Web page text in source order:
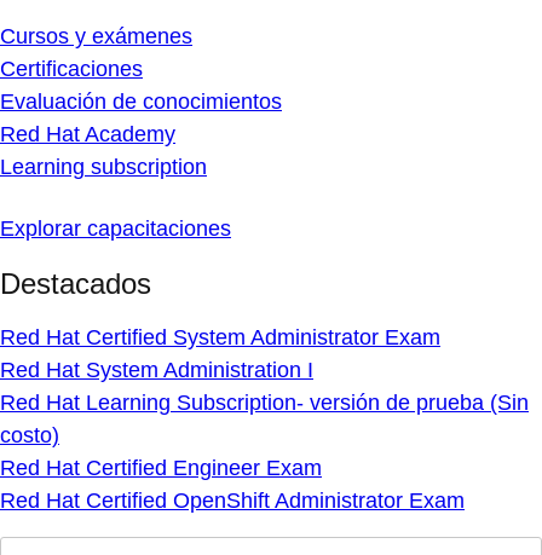
Cursos y exámenes
Certificaciones
Evaluación de conocimientos
Red Hat Academy
Learning subscription
Explorar capacitaciones
Destacados
Red Hat Certified System Administrator Exam
Red Hat System Administration I
Red Hat Learning Subscription- versión de prueba (Sin
costo)
Red Hat Certified Engineer Exam
Red Hat Certified OpenShift Administrator Exam